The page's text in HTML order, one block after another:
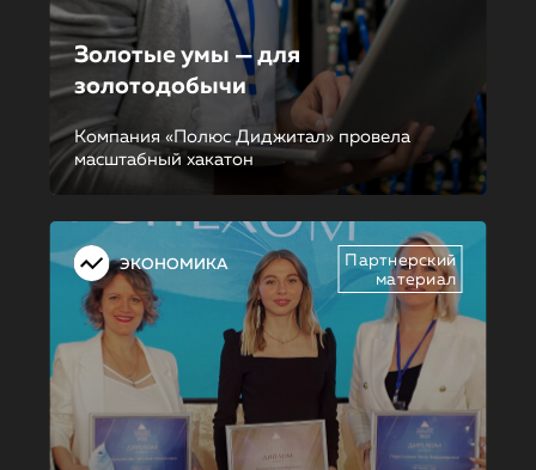
Золотые умы — для
золотодобычи
Компания «Полюс Диджитал» провела
масштабный хакатон
ЭКОНОМИКА
Партнерский
материал